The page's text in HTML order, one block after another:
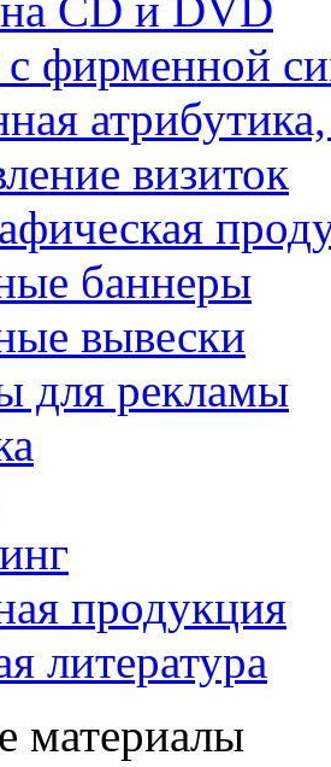
фирменной
визиток
баннеры
вывески
для рекламы
продукция
литература
материалы